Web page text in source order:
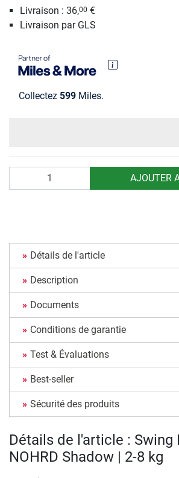
Livraison : 36,00 €
Livraison par GLS
Collectez 599 Miles.
AJOUTER
Détails de l'article
Description
Documents
Conditions de garantie
Test & Évaluations
Best-seller
Sécurité des produits
Détails de l'article : Swing
NOHRD Shadow | 2-8 kg